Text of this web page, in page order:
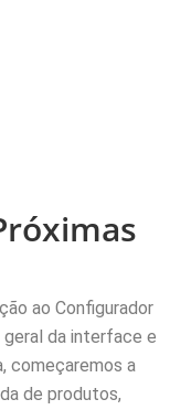
ao Configurador
geral da interface e
começaremos a
de produtos,